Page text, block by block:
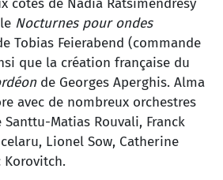
côtés de Nadia Ratsimendresy
Nocturnes pour ondes
Tobias Feierabend (commande
que la création française du
de Georges Aperghis. Alma
avec de nombreux orchestres
Matias Rouvali, Franck
Lionel Sow, Catherine